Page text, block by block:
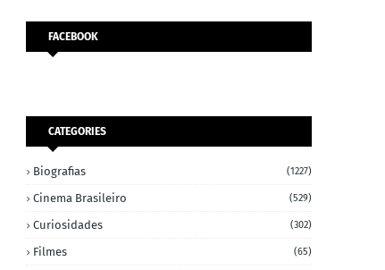
FACEBOOK
CATEGORIES
Biografias (1227)
Cinema Brasileiro (529)
Curiosidades (302)
Filmes (65)